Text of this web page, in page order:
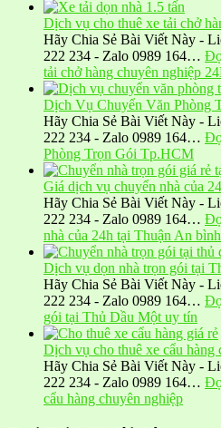
Dịch vụ cho thuê xe tải chở
Hãy Chia Sẻ Bài Viết Này -
222 234 - Zalo 0989 164…
tải chở hàng chuyên nghiệp
Dịch Vụ Chuyển Văn Phòng
Hãy Chia Sẻ Bài Viết Này -
222 234 - Zalo 0989 164…
Phòng Trọn Gói Tp.HCM
Giá dịch vụ chuyển nhà của
Hãy Chia Sẻ Bài Viết Này -
222 234 - Zalo 0989 164…
nhà của 24h tại Thuận An
Dịch vụ dọn nhà trọn gói tại
Hãy Chia Sẻ Bài Viết Này -
222 234 - Zalo 0989 164…
gói tại Thủ Dầu Một uy tín
Dịch vụ cho thuê xe cẩu hàng
Hãy Chia Sẻ Bài Viết Này -
222 234 - Zalo 0989 164…
cẩu hàng chuyên nghiệp